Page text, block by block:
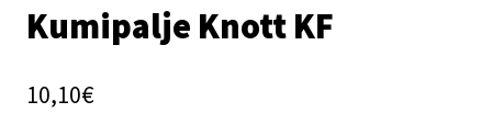
Kumipalje Knott KF
10,10€